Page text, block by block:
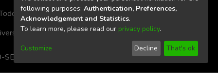
los derechos reservados 2023
Politécnica Estatal del Carchi
SE-33-CACES-2020
following purposes: Authentication, Preferences,
Acknowledgement and Statistics.
To learn more, please read our privacy policy.
Customize Decline That's ok